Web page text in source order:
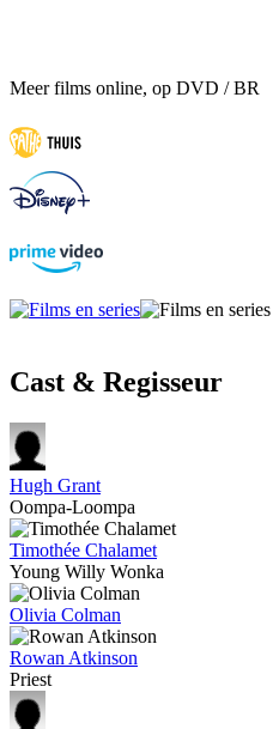
Meer films online, op DVD / BR
Cast & Regisseur
Hugh Grant
Oompa-Loompa
Timothée Chalamet
Young Willy Wonka
Olivia Colman
Rowan Atkinson
Priest